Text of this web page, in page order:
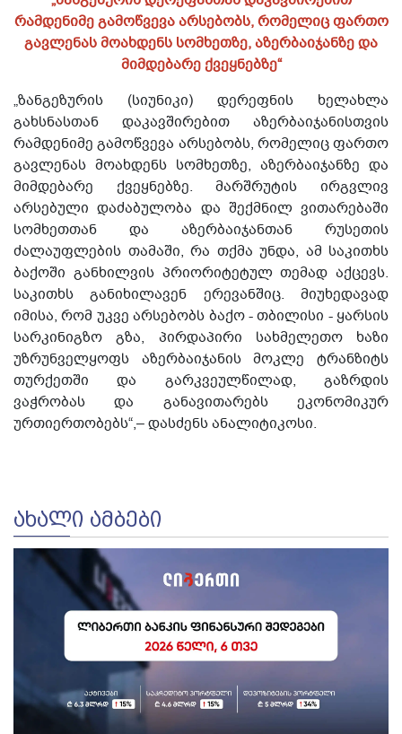
რამდენიმე გამოწვევა არსებობს, რომელიც ფართო
გავლენას მოახდენს სომხეთზე, აზერბაიჯანზე და
მიმდებარე ქვეყნებზე“
„ზანგეზურის (სიუნიკი) დერეფნის ხელახლა
გახსნასთან დაკავშირებით აზერბაიჯანისთვის
რამდენიმე გამოწვევა არსებობს, რომელიც ფართო
გავლენას მოახდენს სომხეთზე, აზერბაიჯანზე და
მიმდებარე ქვეყნებზე. მარშრუტის ირგვლივ
არსებული დაძაბულობა და შექმნილ ვითარებაში
სომხეთთან და აზერბაიჯანთან რუსეთის
ძალაუფლების თამაში, რა თქმა უნდა, ამ საკითხს
ბაქოში განხილვის პრიორიტეტულ თემად აქცევს.
საკითხს განიხილავენ ერევანშიც. მიუხედავად
იმისა, რომ უკვე არსებობს ბაქო - თბილისი - ყარსის
სარკინიგზო გზა, პირდაპირი სახმელეთო ხაზი
უზრუნველყოფს აზერბაიჯანის მოკლე ტრანზიტს
თურქეთში და გარკვეულწილად, გაზრდის
ვაჭრობას და განავითარებს ეკონომიკურ
ურთიერთობებს“,– დასძენს ანალიტიკოსი.
ᲐᲮᲐᲚᲘ ᲐᲛᲑᲔᲑᲘ